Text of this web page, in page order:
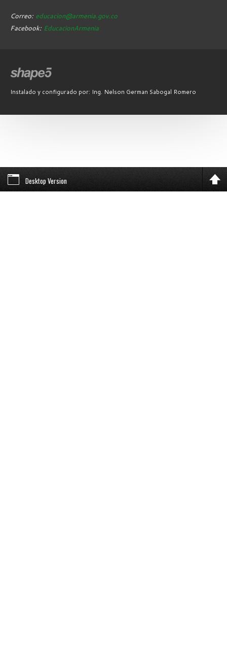
Correo: educacion@armenia.gov.co
Facebook: EducacionArmenia
Instalado y configurado por: Ing. Nelson German Sabogal Romero
Desktop Version